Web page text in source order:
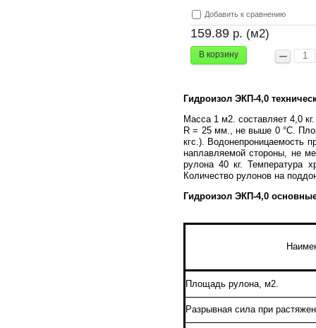
Добавить к сравнению
159.89 р. (м2)
В корзину
Гидроизол ЭКП-4,0
Масса 1 м2. составляет 4,0
R = 25 мм., не выше 0 °С.
кгс.). Водонепроницаемость
наплавляемой стороны, не
рулона 40 кг. Температура
Количество рулонов на
Гидроизол ЭКП-4,0
Площадь рулона, м2.
Разрывная сила при